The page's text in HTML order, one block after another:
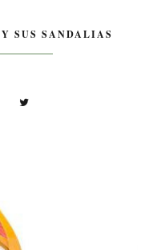
SUS SANDALIAS